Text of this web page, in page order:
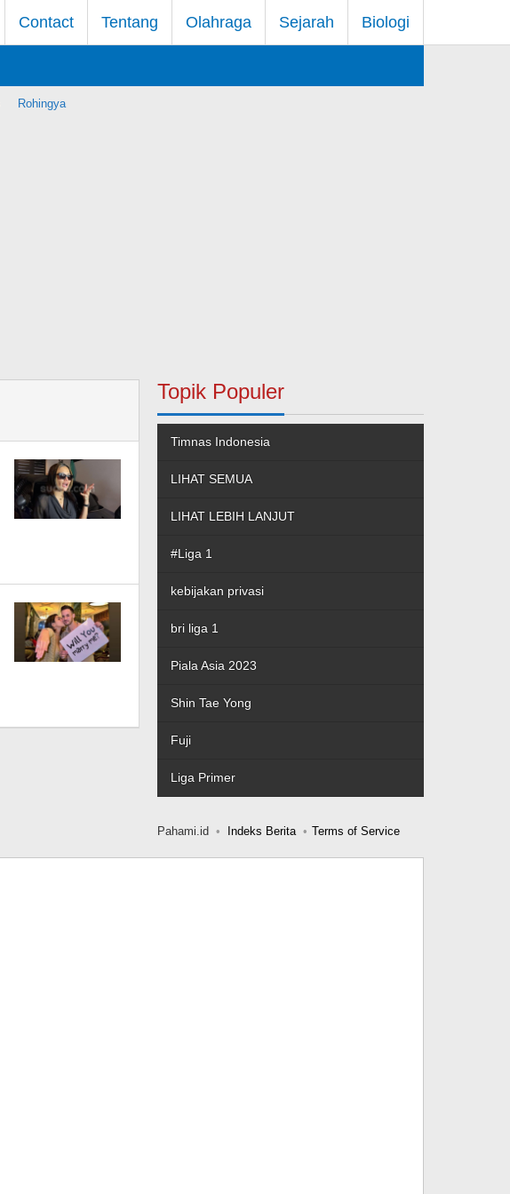
Contact Tentang Olahraga Sejarah Biologi
Rohingya
Topik Populer
Timnas Indonesia
LIHAT SEMUA
LIHAT LEBIH LANJUT
#Liga 1
kebijakan privasi
bri liga 1
Piala Asia 2023
Shin Tae Yong
Fuji
Liga Primer
Pahami.id Indeks Berita Terms of Service